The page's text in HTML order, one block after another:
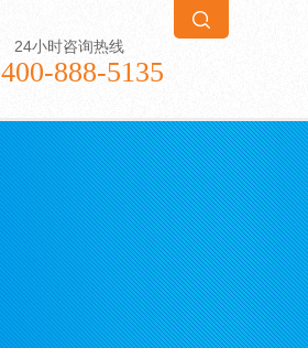
24小时咨询热线
400-888-5135